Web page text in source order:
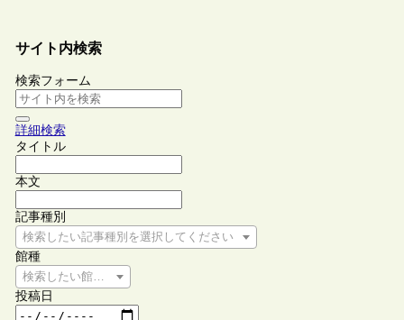
サイト内検索
検索フォーム
詳細検索
タイトル
本文
記事種別
検索したい記事種別を選択してください
館種
検索したい館種を選択してください
投稿日